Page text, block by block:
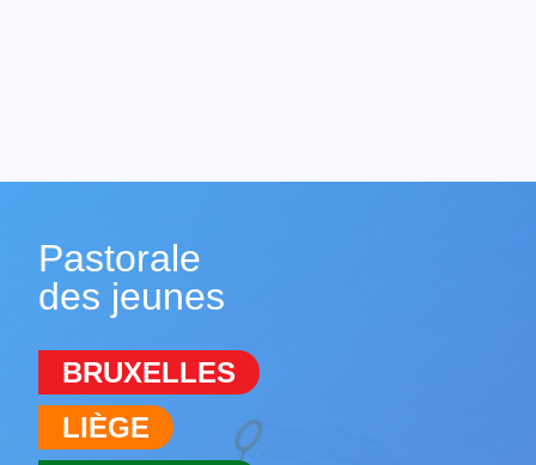
Pastorale
des jeunes
BRUXELLES
LIÈGE